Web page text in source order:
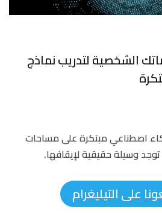
الشخصية لتدريب نماذج
اصطناعي مبتكرة على مساحات
وسيلة حقيقية لإيقافها.
على التيليغرام